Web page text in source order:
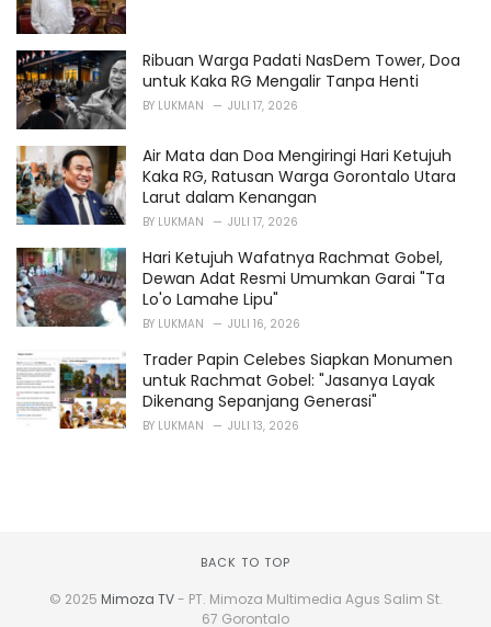
Ribuan Warga Padati NasDem Tower, Doa
untuk Kaka RG Mengalir Tanpa Henti
BY LUKMAN JULI 17, 2026
Air Mata dan Doa Mengiringi Hari Ketujuh
Kaka RG, Ratusan Warga Gorontalo Utara
Larut dalam Kenangan
BY LUKMAN JULI 17, 2026
Hari Ketujuh Wafatnya Rachmat Gobel,
Dewan Adat Resmi Umumkan Garai "Ta
Lo'o Lamahe Lipu"
BY LUKMAN JULI 16, 2026
Trader Papin Celebes Siapkan Monumen
untuk Rachmat Gobel: "Jasanya Layak
Dikenang Sepanjang Generasi"
BY LUKMAN JULI 13, 2026
BACK TO TOP
© 2025 Mimoza TV- PT. Mimoza Multimedia Agus Salim St.
67 Gorontalo